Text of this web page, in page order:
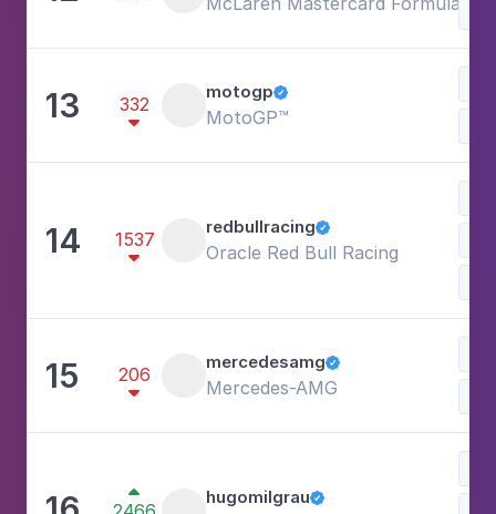
13 332

motogp
MotoGP™
14 1537

redbullracing
Oracle Red Bull Racing
15 206

mercedesamg
Mercedes-AMG
 hugomilgrau